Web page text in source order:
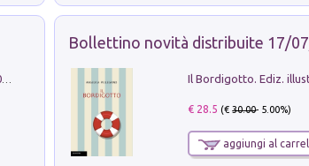
Dromos. Libro periodico di architettura. (2026). Vol. 15: Post-model
Bollettino novità distribuite 17/
Il Bordigotto. Ediz.
€ 28.5 (€30.00- 5.00%)
aggiungi al